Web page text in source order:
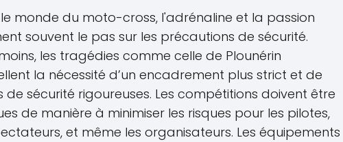
monde du moto-cross, l'adrénaline et la passion
souvent le pas sur les précautions de sécurité.
les tragédies comme celle de Plounérin
la nécessité d’un encadrement plus strict et de
de sécurité rigoureuses. Les compétitions doivent être
de manière à minimiser les risques pour les pilotes,
et même les organisateurs. Les équipements